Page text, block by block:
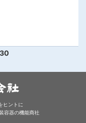
ヒントに
容器の機能商社